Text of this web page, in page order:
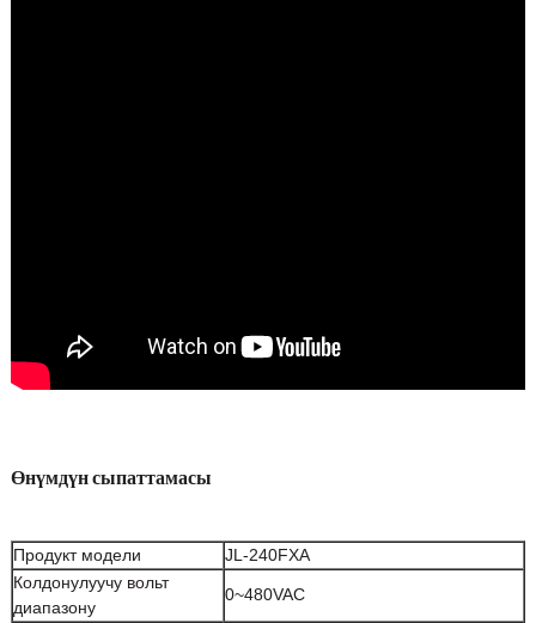
Өнүмдүн сыпаттамасы
Продукт модели
JL-240FXA
Колдонулуучу вольт
диапазону
0~480VAC